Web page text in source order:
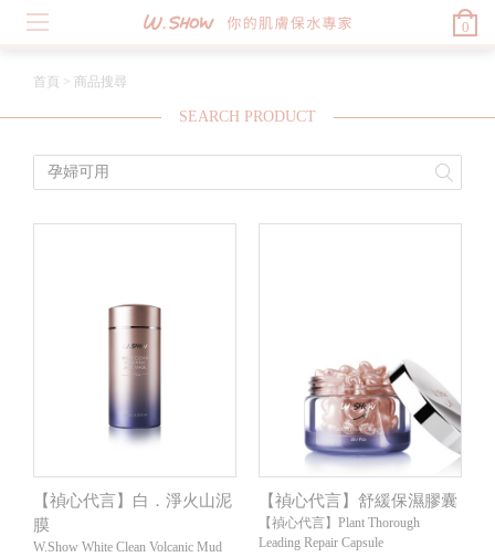
0
首頁 > 商品搜尋
SEARCH PRODUCT
【禎心代言】白．淨火山泥
膜
W.Show White Clean Volcanic Mud
【禎心代言】舒緩保濕膠囊
【禎心代言】Plant Thorough
Leading Repair Capsule